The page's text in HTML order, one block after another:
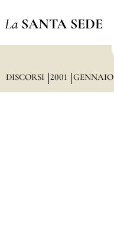
La SANTA SEDE
DISCORSI 2001 GENNAIO